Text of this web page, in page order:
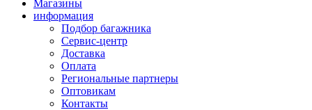
Магазины
информация
Подбор багажника
Сервис-центр
Доставка
Оплата
Региональные партнеры
Оптовикам
Контакты